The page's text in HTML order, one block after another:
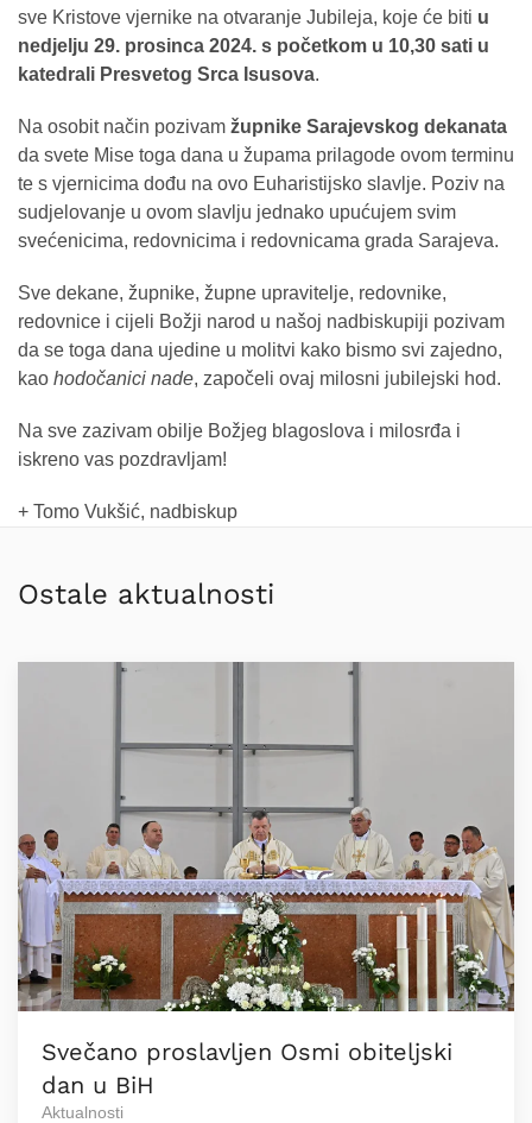
sve Kristove vjernike na otvaranje Jubileja, koje će biti u
nedjelju 29. prosinca 2024. s početkom u 10,30 sati u
katedrali Presvetog Srca Isusova.
Na osobit način pozivam župnike Sarajevskog dekanata
da svete Mise toga dana u župama prilagode ovom terminu
te s vjernicima dođu na ovo Euharistijsko slavlje. Poziv na
sudjelovanje u ovom slavlju jednako upućujem svim
svećenicima, redovnicima i redovnicama grada Sarajeva.
Sve dekane, župnike, župne upravitelje, redovnike,
redovnice i cijeli Božji narod u našoj nadbiskupiji pozivam
da se toga dana ujedine u molitvi kako bismo svi zajedno,
kao hodočanici nade, započeli ovaj milosni jubilejski hod.
Na sve zazivam obilje Božjeg blagoslova i milosrđa i
iskreno vas pozdravljam!
+ Tomo Vukšić, nadbiskup
Ostale aktualnosti
Svečano proslavljen Osmi obiteljski
dan u BiH
Aktualnosti